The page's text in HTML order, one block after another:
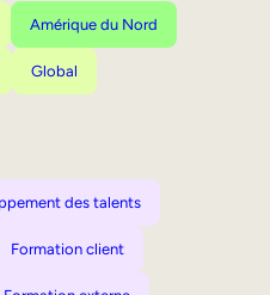
Amérique du Nord
Global
des talents
Formation client